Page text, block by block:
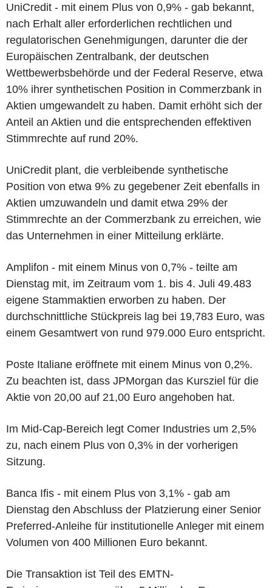
UniCredit - mit einem Plus von 0,9% - gab bekannt,
nach Erhalt aller erforderlichen rechtlichen und
regulatorischen Genehmigungen, darunter die der
Europäischen Zentralbank, der deutschen
Wettbewerbsbehörde und der Federal Reserve, etwa
10% ihrer synthetischen Position in Commerzbank in
Aktien umgewandelt zu haben. Damit erhöht sich der
Anteil an Aktien und die entsprechenden effektiven
Stimmrechte auf rund 20%.
UniCredit plant, die verbleibende synthetische
Position von etwa 9% zu gegebener Zeit ebenfalls in
Aktien umzuwandeln und damit etwa 29% der
Stimmrechte an der Commerzbank zu erreichen, wie
das Unternehmen in einer Mitteilung erklärte.
Amplifon - mit einem Minus von 0,7% - teilte am
Dienstag mit, im Zeitraum vom 1. bis 4. Juli 49.483
eigene Stammaktien erworben zu haben. Der
durchschnittliche Stückpreis lag bei 19,783 Euro, was
einem Gesamtwert von rund 979.000 Euro entspricht.
Poste Italiane eröffnete mit einem Minus von 0,2%.
Zu beachten ist, dass JPMorgan das Kursziel für die
Aktie von 20,00 auf 21,00 Euro angehoben hat.
Im Mid-Cap-Bereich legt Comer Industries um 2,5%
zu, nach einem Plus von 0,3% in der vorherigen
Sitzung.
Banca Ifis - mit einem Plus von 3,1% - gab am
Dienstag den Abschluss der Platzierung einer Senior
Preferred-Anleihe für institutionelle Anleger mit einem
Volumen von 400 Millionen Euro bekannt.
Die Transaktion ist Teil des EMTN-